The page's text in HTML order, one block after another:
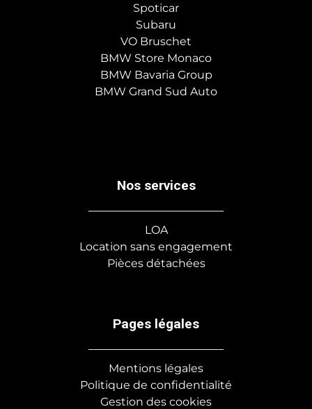
Spoticar
Subaru
VO Bruschet
BMW Store Monaco
BMW Bavaria Group
BMW Grand Sud Auto
Nos services
LOA
Location sans engagement
Pièces détachées
Pages légales
Mentions légales
Politique de confidentialité
Gestion des cookies